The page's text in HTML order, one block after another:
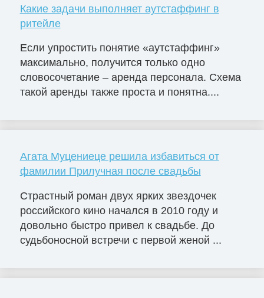
Какие задачи выполняет аутстаффинг в
ритейле
Если упростить понятие «аутстаффинг»
максимально, получится только одно
словосочетание – аренда персонала. Схема
такой аренды также проста и понятна....
Агата Муцениеце решила избавиться от
фамилии Прилучная после свадьбы
Страстный роман двух ярких звездочек
российского кино начался в 2010 году и
довольно быстро привел к свадьбе. До
судьбоносной встречи с первой женой ...